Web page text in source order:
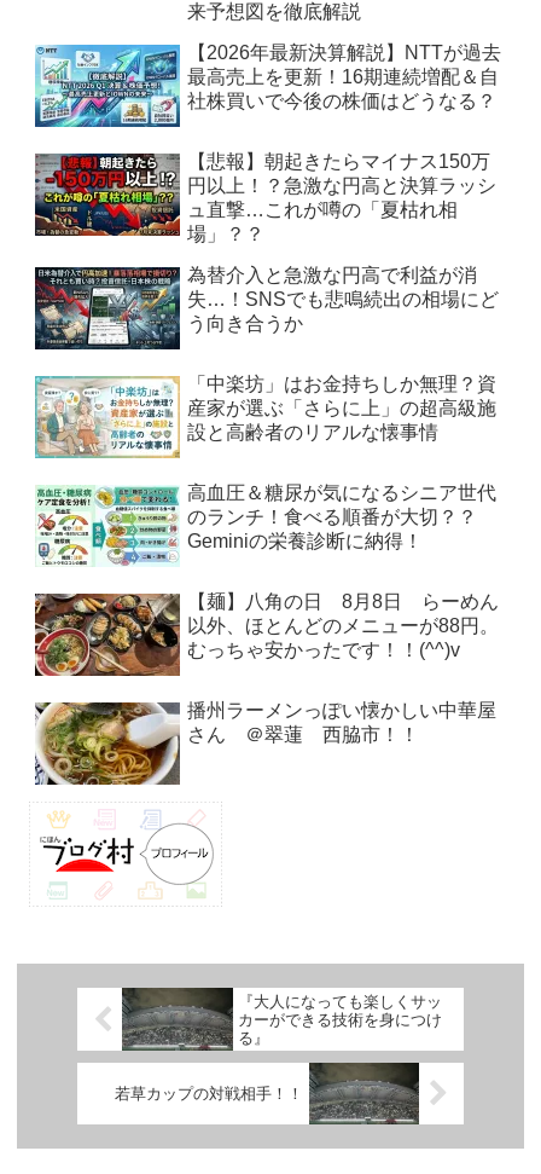
来予想図を徹底解説
【2026年最新決算解説】NTTが過去
最高売上を更新！16期連続増配＆自
社株買いで今後の株価はどうなる？
【悲報】朝起きたらマイナス150万
円以上！？急激な円高と決算ラッシ
ュ直撃…これが噂の「夏枯れ相
場」？？
為替介入と急激な円高で利益が消
失…！SNSでも悲鳴続出の相場にど
う向き合うか
「中楽坊」はお金持ちしか無理？資
産家が選ぶ「さらに上」の超高級施
設と高齢者のリアルな懐事情
高血圧＆糖尿が気になるシニア世代
のランチ！食べる順番が大切？？
Geminiの栄養診断に納得！
【麺】八角の日 8月8日 らーめん
以外、ほとんどのメニューが88円。
むっちゃ安かったです！！(^^)v
播州ラーメンっぽい懐かしい中華屋
さん ＠翠蓮 西脇市！！
『大人になっても楽しくサッ
カーができる技術を身につけ
る』
若草カップの対戦相手！！